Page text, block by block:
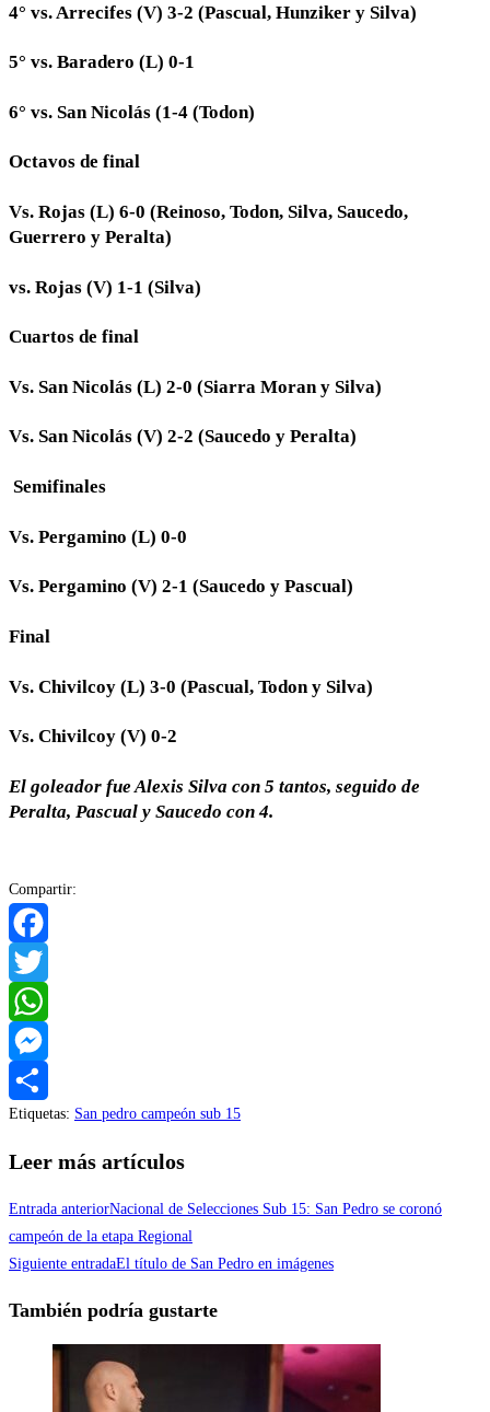
4° vs. Arrecifes (V) 3-2 (Pascual, Hunziker y Silva)
5° vs. Baradero (L) 0-1
6° vs. San Nicolás (1-4 (Todon)
Octavos de final
Vs. Rojas (L) 6-0 (Reinoso, Todon, Silva, Saucedo,
Guerrero y Peralta)
vs. Rojas (V) 1-1 (Silva)
Cuartos de final
Vs. San Nicolás (L) 2-0 (Siarra Moran y Silva)
Vs. San Nicolás (V) 2-2 (Saucedo y Peralta)
Semifinales
Vs. Pergamino (L) 0-0
Vs. Pergamino (V) 2-1 (Saucedo y Pascual)
Final
Vs. Chivilcoy (L) 3-0 (Pascual, Todon y Silva)
Vs. Chivilcoy (V) 0-2
El goleador fue Alexis Silva con 5 tantos, seguido de
Peralta, Pascual y Saucedo con 4.
Compartir:
Facebook
Twitter
WhatsApp
Messenger
Compartir
Etiquetas: San pedro campeón sub 15
Leer más artículos
Entrada anteriorNacional de Selecciones Sub 15: San Pedro se coronó
campeón de la etapa Regional
Siguiente entradaEl título de San Pedro en imágenes
También podría gustarte